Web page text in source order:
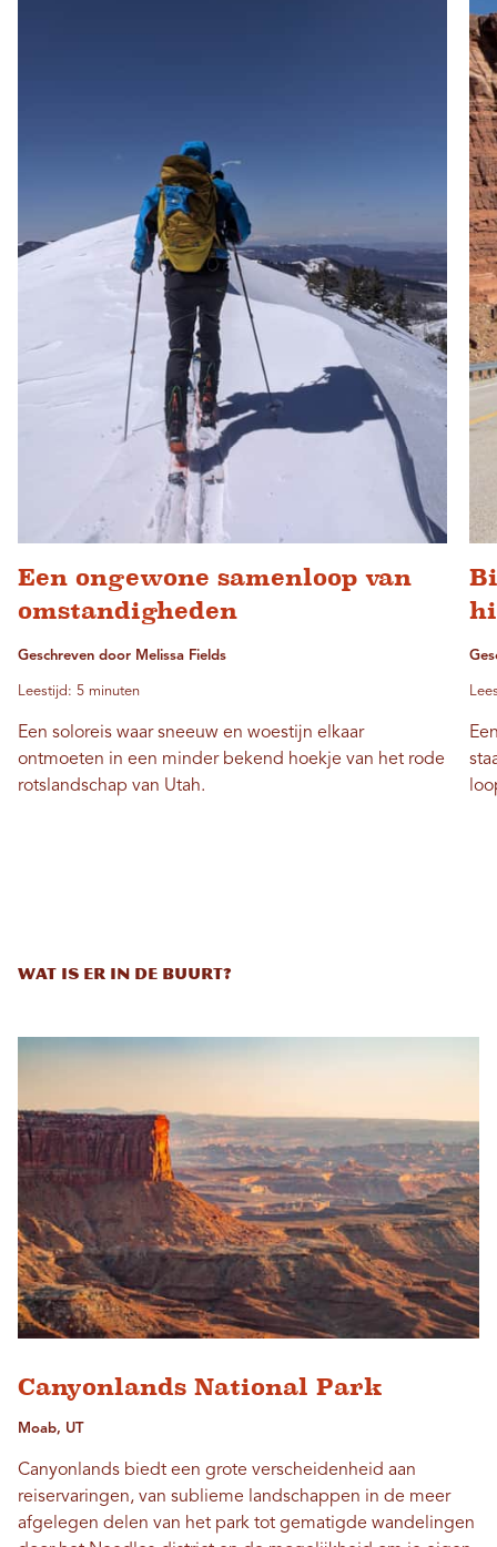
Een ongewone samenloop van
omstandigheden
Geschreven door Melissa Fields
Leestijd: 5 minuten
Een soloreis waar sneeuw en woestijn elkaar
ontmoeten in een minder bekend hoekje van het rode
rotslandschap van Utah.
Wat is er in de buurt?
Canyonlands National Park
Moab, UT
Canyonlands biedt een grote verscheidenheid aan
reiservaringen, van sublieme landschappen in de meer
afgelegen delen van het park tot gematigde wandelingen